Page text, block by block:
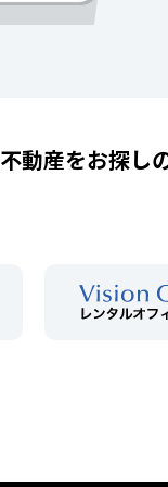
不動産をお探し